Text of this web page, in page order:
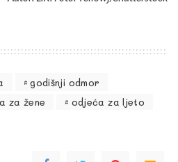
godišnji odmor
za žene
odjeća za ljeto